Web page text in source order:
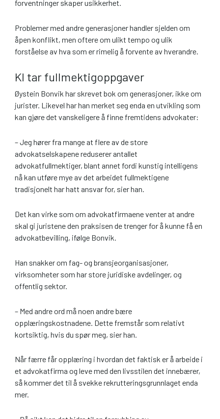
forventninger skaper usikkerhet.
Problemer med andre generasjoner handler sjelden om
åpen konflikt, men oftere om ulikt tempo og ulik
forståelse av hva som er rimelig å forvente av hverandre.
KI tar fullmektigoppgaver
Øystein Bonvik har skrevet bok om generasjoner, ikke om
jurister. Likevel har han merket seg enda en utvikling som
kan gjøre det vanskeligere å finne fremtidens advokater:
– Jeg hører fra mange at flere av de store
advokatselskapene reduserer antallet
advokatfullmektiger, blant annet fordi kunstig intelligens
nå kan utføre mye av det arbeidet fullmektigene
tradisjonelt har hatt ansvar for, sier han.
Det kan virke som om advokatfirmaene venter at andre
skal gi juristene den praksisen de trenger for å kunne få en
advokatbevilling, ifølge Bonvik.
Han snakker om fag- og bransjeorganisasjoner,
virksomheter som har store juridiske avdelinger, og
offentlig sektor.
– Med andre ord må noen andre bære
opplæringskostnadene. Dette fremstår som relativt
kortsiktig, hvis du spør meg, sier han.
Når færre får opplæring i hvordan det faktisk er å arbeide i
et advokatfirma og leve med den livsstilen det innebærer,
så kommer det til å svekke rekrutteringsgrunnlaget enda
mer.